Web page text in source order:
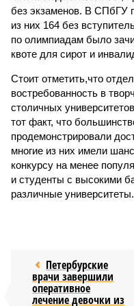
без экзаменов. В СПбГУ
из них 164 без
по олимпиадам было
квоте для сирот и
Стоит отметить,что
востребованность в
столичных
тот факт, что
продемонстрировали
многие из них имели
конкурсу на менее
и студенты с высокими
различные университеты.
Петербурские
врачи завершили
оперативное
лечение девочки из